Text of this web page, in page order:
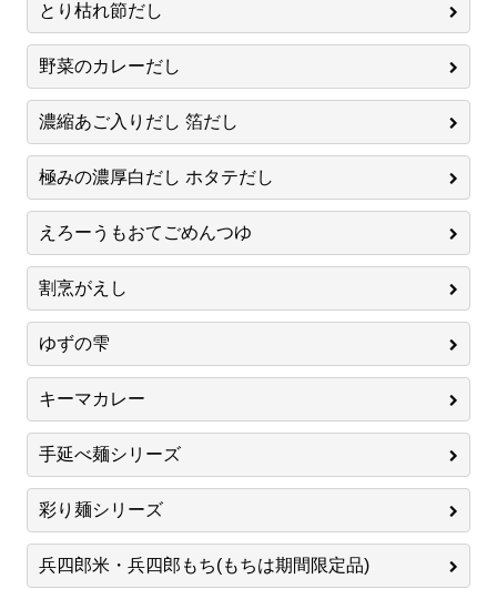
とり枯れ節だし
野菜のカレーだし
濃縮あご入りだし 箔だし
極みの濃厚白だし ホタテだし
えろーうもおてごめんつゆ
割烹がえし
ゆずの雫
キーマカレー
手延べ麺シリーズ
彩り麺シリーズ
兵四郎米・兵四郎もち(もちは期間限定品)